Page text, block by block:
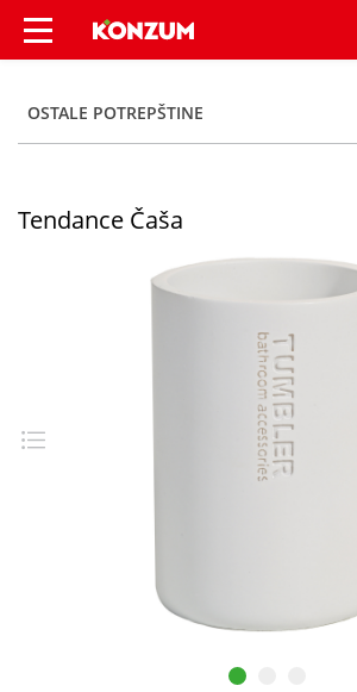
Tendance Čaša - Konzum
OSTALE POTREPŠTINE
Tendance Čaša